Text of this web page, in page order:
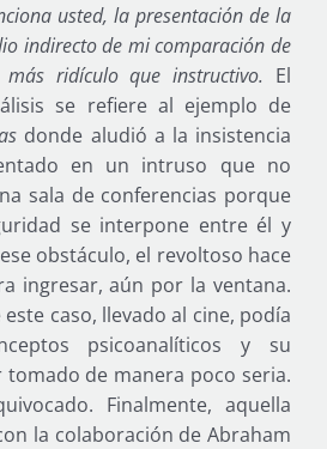
usted, la presentación de la
indirecto de mi comparación de
más ridículo que instructivo. El
se refiere al ejemplo de
donde aludió a la insistencia
en un intruso que no
sala de conferencias porque
se interpone entre él y
obstáculo, el revoltoso hace
ingresar, aún por la ventana.
caso, llevado al cine, podía
psicoanalíticos y su
tomado de manera poco seria.
Finalmente, aquella
la colaboración de Abraham